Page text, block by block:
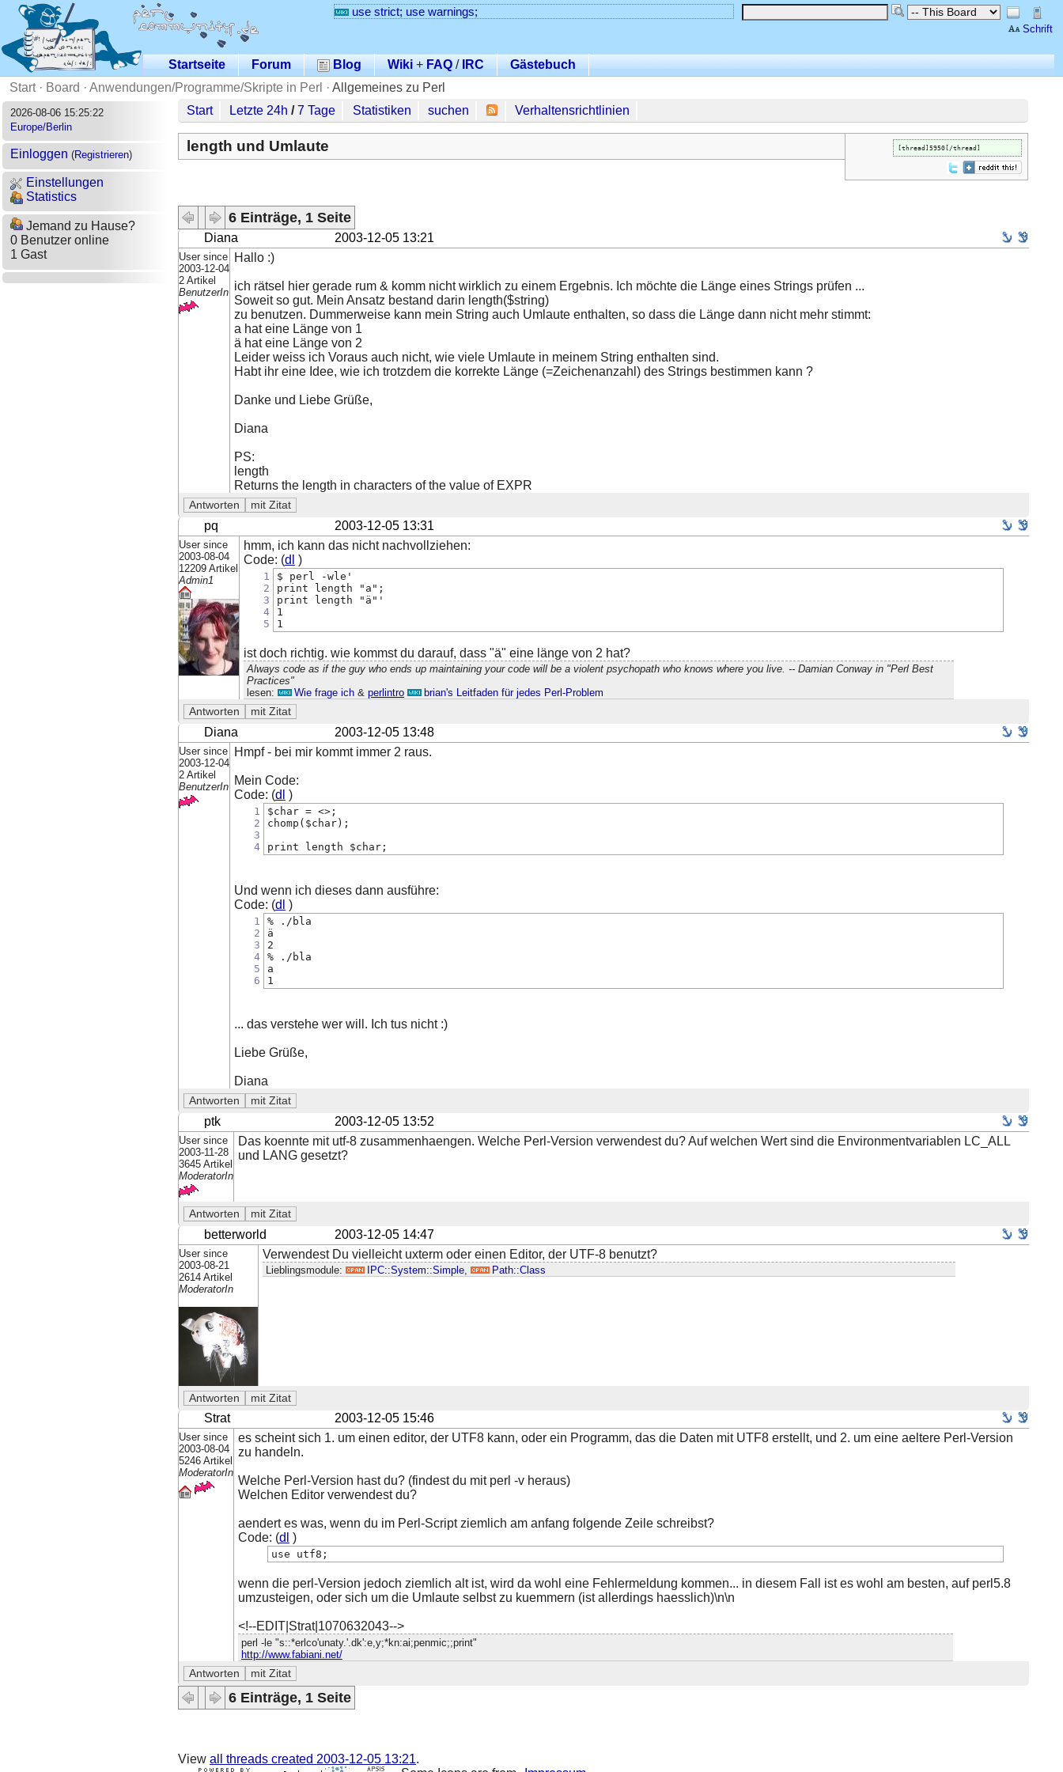
Schrift
use strict; use warnings;
Startseite Forum Blog Wiki+ FAQ /IRC
Gästebuch
Start· Board · Anwendungen/Programme/Skripte in Perl · Allgemeines zu Perl
2026-08-06 15:25:22
Europe/Berlin
Einloggen (Registrieren)
Einstellungen
Statistics
Jemand zu Hause?
0 Benutzer online
1 Gast
Start Letzte 24h /7 Tage Statistiken suchen Verhaltensrichtlinien
[thread]5950[/thread]
length und Umlaute
6 Einträge, 1 Seite
Diana 2003-12-05 13:21
User since
2003-12-04
2 Artikel
BenutzerIn
Hallo :)
ich rätsel hier gerade rum & komm nicht wirklich zu einem Ergebnis. Ich möchte die Länge eines Strings prüfen ...
Soweit so gut. Mein Ansatz bestand darin length($string)
zu benutzen. Dummerweise kann mein String auch Umlaute enthalten, so dass die Länge dann nicht mehr stimmt:
a hat eine Länge von 1
ä hat eine Länge von 2
Leider weiss ich Voraus auch nicht, wie viele Umlaute in meinem String enthalten sind.
Habt ihr eine Idee, wie ich trotzdem die korrekte Länge (=Zeichenanzahl) des Strings bestimmen kann ?
Danke und Liebe Grüße,
Diana
PS:
length
Returns the length in characters of the value of EXPR
pq 2003-12-05 13:31
User since
2003-08-04
12209 Artikel
Admin1
hmm, ich kann das nicht nachvollziehen:
Code: (dl )
1
2
3
4
5
$ perl -wle'
print length "a";
print length "ä"'
1
1
ist doch richtig. wie kommst du darauf, dass "ä" eine länge von 2 hat?
Always code as if the guy who ends up maintaining your code will be a violent psychopath who knows where you live. -- Damian Conway in "Perl Best
Practices"
lesen:
Wie frage ich &perlintro brian's Leitfaden für jedes Perl-Problem
Diana 2003-12-05 13:48
User since
2003-12-04
2 Artikel
BenutzerIn
Hmpf - bei mir kommt immer 2 raus.
Mein Code:
Code: (dl )
1
2
3
4
$char = <>;
chomp($char);
print length $char;
Und wenn ich dieses dann ausführe:
Code: (dl )
1
2
3
4
5
6
% ./bla
ä
2
% ./bla
a
1
... das verstehe wer will. Ich tus nicht :)
Liebe Grüße,
Diana
ptk 2003-12-05 13:52
User since
2003-11-28
3645 Artikel
ModeratorIn
Das koennte mit utf-8 zusammenhaengen. Welche Perl-Version verwendest du? Auf welchen Wert sind die Environmentvariablen LC_ALL
und LANG gesetzt?
betterworld 2003-12-05 14:47
User since
2003-08-21
2614 Artikel
ModeratorIn
Verwendest Du vielleicht uxterm oder einen Editor, der UTF-8 benutzt?
Lieblingsmodule: IPC::System::Simple, Path::Class
Strat 2003-12-05 15:46
User since
2003-08-04
5246 Artikel
ModeratorIn
es scheint sich 1. um einen editor, der UTF8 kann, oder ein Programm, das die Daten mit UTF8 erstellt, und 2. um eine aeltere Perl-Version
zu handeln.
Welche Perl-Version hast du? (findest du mit perl -v heraus)
Welchen Editor verwendest du?
aendert es was, wenn du im Perl-Script ziemlich am anfang folgende Zeile schreibst?
Code: (dl )
use utf8;
wenn die perl-Version jedoch ziemlich alt ist, wird da wohl eine Fehlermeldung kommen... in diesem Fall ist es wohl am besten, auf perl5.8
umzusteigen, oder sich um die Umlaute selbst zu kuemmern (ist allerdings haesslich)\n\n
<!--EDIT|Strat|1070632043-->
perl -le "s::*erlco'unaty.'.dk':e,y;*kn:ai;penmic;;print"
http://www.fabiani.net/
6 Einträge, 1 Seite
Viewall threads created 2003-12-05 13:21.